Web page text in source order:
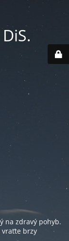
na zdravý pohyb.
vraťte brzy